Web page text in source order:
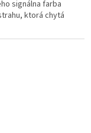
signálna farba
ktorá chytá